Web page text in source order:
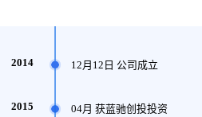
2014 12月12日 公司成立
2015 04月 获蓝驰创投投资